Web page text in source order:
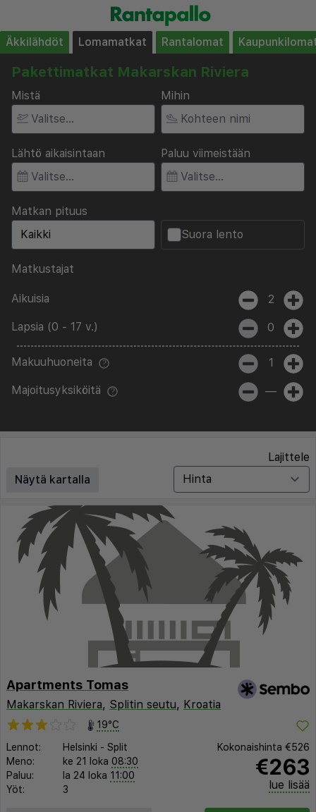
Äkkilähdöt Lomamatkat Rantalomat
Pakettimatkat Makarskan Riviera
Mistä Mihin
Lähtö aikaisintaan Paluu viimeistään
Matkan pituus
Suora lento
Matkustajat
Aikuisia 2
Lapsia (0 - 17 v.) 0
Makuuhuoneita 1
Majoitusyksiköitä —
Näytä kartalla
Lajittele
Apartments Tomas
Makarskan Riviera, Splitin seutu, Kroatia
19°C
Lennot:
Helsinki - Split
Meno:
ke 21 loka 08:30
Paluu:
la 24 loka 11:00
Yöt:
3
Kokonaishinta €526
€263
lue lisää